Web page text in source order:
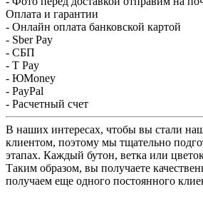
Оплата и гарантии
- Онлайн оплата банковской картой
- Sber Pay
- СБП
- T Pay
- ЮMoney
- PayPal
- Расчетный счет
В наших интересах, чтобы вы стали
клиентом, поэтому мы тщательно
этапах. Каждый бутон, ветка или
Таким образом, вы получаете
получаем еще одного постоянного